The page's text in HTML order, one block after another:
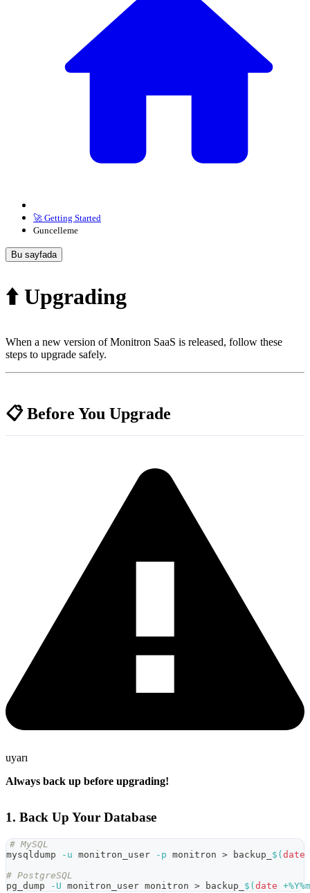
🚀 Getting Started
Guncelleme
Bu sayfada
⬆️ Upgrading
When a new version of Monitron SaaS is released, follow these
steps to upgrade safely.
📋 Before You Upgrade
uyarı
Always back up before upgrading!
1. Back Up Your Database
# MySQL
mysqldump
-u monitron_user -p monitron > backup_ $( date
# PostgreSQL
pg_dump
-U monitron_user monitron > backup_ $( date